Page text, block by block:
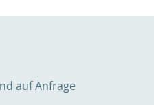
auf Anfrage